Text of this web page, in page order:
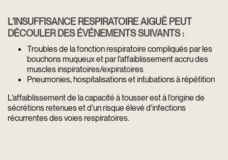
L’INSUFFISANCE RESPIRATOIRE AIGUË PEUT
DÉCOULER DES ÉVÉNEMENTS SUIVANTS :
Troubles de la fonction respiratoire compliqués par les
bouchons muqueux et par l’affaiblissement accru des
muscles inspiratoires/expiratoires
Pneumonies, hospitalisations et intubations à répétition
L’affaiblissement de la capacité à tousser est à l’origine de
sécrétions retenues et d’un risque élevé d’infections
récurrentes des voies respiratoires.